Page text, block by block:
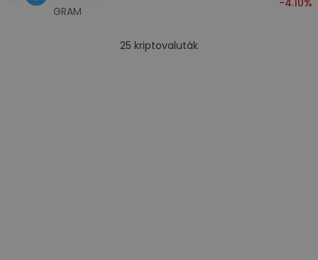
GRAM
-4.10%
25 kriptovaluták